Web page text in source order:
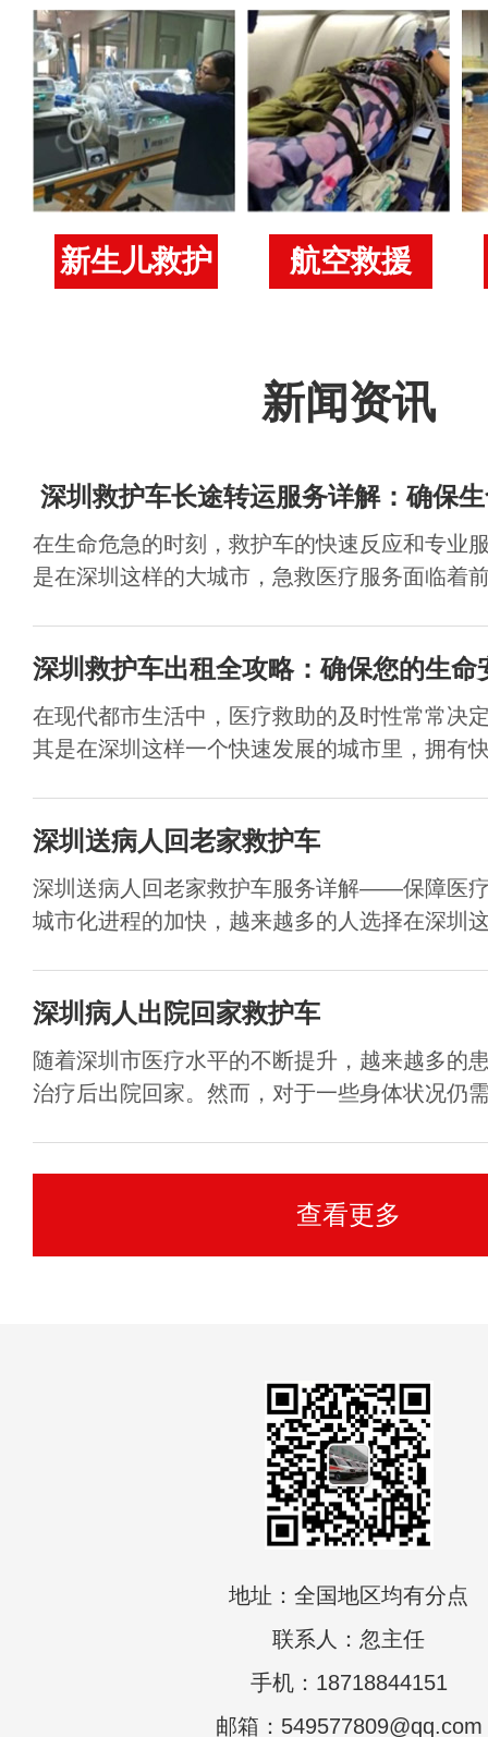
新生儿救护 航空救援
新闻资讯
深圳救护车长途转运服务详解：确保
在生命危急的时刻，救护车的快速反应和专业
是在深圳这样的大城市，急救医疗服务面临着
深圳救护车出租全攻略：确保您的生命
在现代都市生活中，医疗救助的及时性常常决
其是在深圳这样一个快速发展的城市里，拥有
深圳送病人回老家救护车
深圳送病人回老家救护车服务详解——保障医
城市化进程的加快，越来越多的人选择在深圳
深圳病人出院回家救护车
随着深圳市医疗水平的不断提升，越来越多的
治疗后出院回家。然而，对于一些身体状况仍
查看更多
地址：全国地区均有分点
联系人：忽主任
手机：18718844151
邮箱：549577809@qq.com